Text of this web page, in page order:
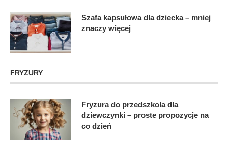
Szafa kapsułowa dla dziecka – mniej
znaczy więcej
FRYZURY
Fryzura do przedszkola dla
dziewczynki – proste propozycje na
co dzień